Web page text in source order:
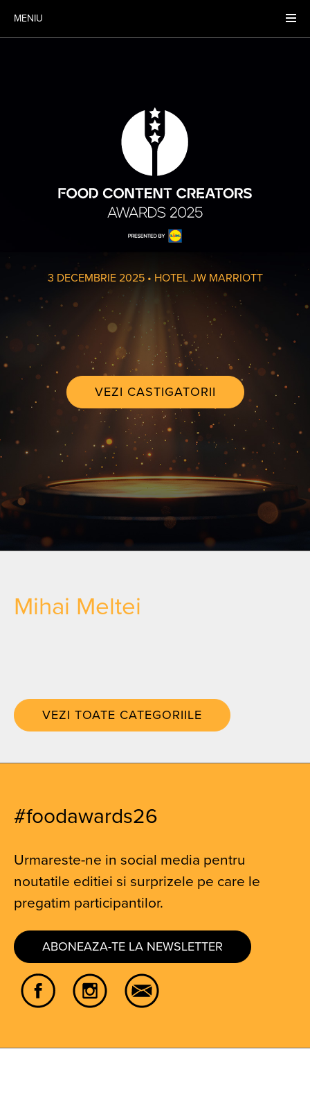
MENIU
3 DECEMBRIE 2025• HOTEL JW MARRIOTT
VEZI CASTIGATORII
Mihai Meltei
VEZI TOATE CATEGORIILE
#foodawards26
Urmareste-ne in social media pentru
noutatile editiei si surprizele pe care le
pregatim participantilor.
ABONEAZA-TE LA NEWSLETTER